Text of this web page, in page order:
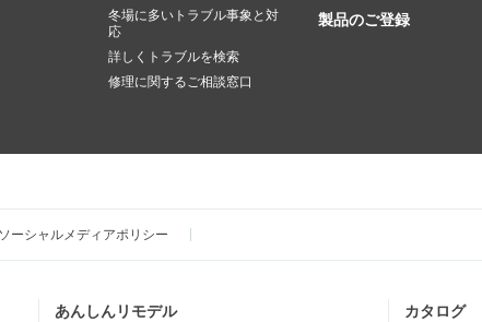
冬場に多いトラブル事象と対
応
詳しくトラブルを検索
修理に関するご相談窓口
製品のご登録
ソーシャルメディアポリシー
あんしんリモデル カタログ